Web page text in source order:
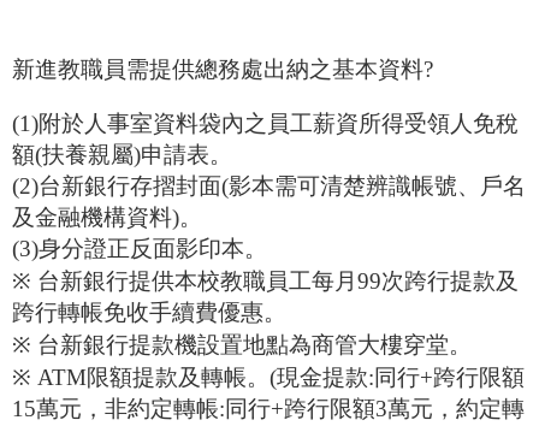
新進教職員需提供總務處出納之基本資料?
(1)附於人事室資料袋內之員工薪資所得受領人免稅
額(扶養親屬)申請表。
(2)台新銀行存摺封面(影本需可清楚辨識帳號、戶名
及金融機構資料)。
(3)身分證正反面影印本。
※ 台新銀行提供本校教職員工每月99次跨行提款及
跨行轉帳免收手續費優惠。
※ 台新銀行提款機設置地點為商管大樓穿堂。
※ ATM限額提款及轉帳。(現金提款:同行+跨行限額
15萬元，非約定轉帳:同行+跨行限額3萬元，約定轉